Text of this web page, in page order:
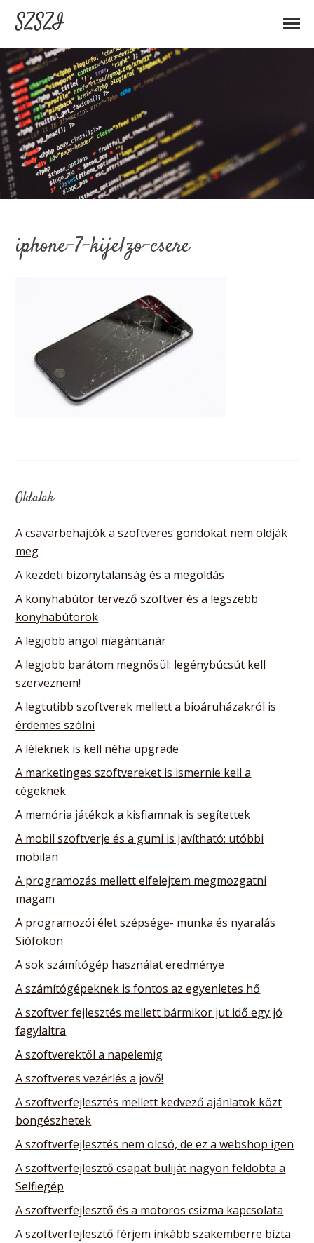
SZSZI
iphone-7-kijelzo-csere
Oldalak
A csavarbehajtók a szoftveres gondokat nem oldják
meg
A kezdeti bizonytalanság és a megoldás
A konyhabútor tervező szoftver és a legszebb
konyhabútorok
A legjobb angol magántanár
A legjobb barátom megnősül: legénybúcsút kell
szerveznem!
A legtutibb szoftverek mellett a bioáruházakról is
érdemes szólni
A léleknek is kell néha upgrade
A marketinges szoftvereket is ismernie kell a
cégeknek
A memória játékok a kisfiamnak is segítettek
A mobil szoftverje és a gumi is javítható: utóbbi
mobilan
A programozás mellett elfelejtem megmozgatni
magam
A programozói élet szépsége- munka és nyaralás
Siófokon
A sok számítógép használat eredménye
A számítógépeknek is fontos az egyenletes hő
A szoftver fejlesztés mellett bármikor jut idő egy jó
fagylaltra
A szoftverektől a napelemig
A szoftveres vezérlés a jövő!
A szoftverfejlesztés mellett kedvező ajánlatok közt
böngészhetek
A szoftverfejlesztés nem olcsó, de ez a webshop igen
A szoftverfejlesztő csapat buliját nagyon feldobta a
Selfiegép
A szoftverfejlesztő és a motoros csizma kapcsolata
A szoftverfejlesztő férjem inkább szakemberre bízta